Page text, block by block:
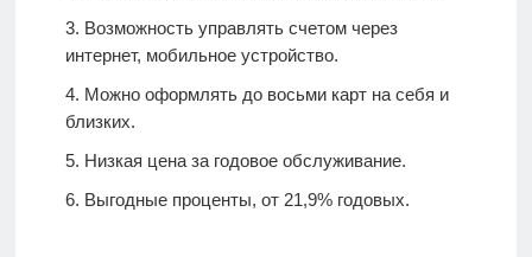
Возможность управлять счетом через
интернет, мобильное устройство.
Можно оформлять до восьми карт на себя и
близких.
Низкая цена за годовое обслуживание.
Выгодные проценты, от 21,9% годовых.